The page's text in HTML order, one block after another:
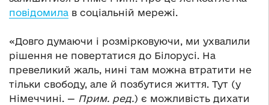
повідомила в соціальній мережі.
«Довго думаючи і розмірковуючи, ми ухвалили
рішення не повертатися до Білорусі. На
превеликий жаль, нині там можна втратити не
тільки свободу, але й позбутися життя. Тут (у
Німеччині. — Прим. ред.) є можливість дихати